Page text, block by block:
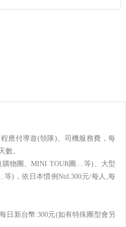
應付導遊(領隊)、司機服務費，每
數。
物團、MINI TOUR團....等)、大型
等)，依日本慣例Ntd.300元/每人,每
日新台幣:300元(如有特殊團型會另